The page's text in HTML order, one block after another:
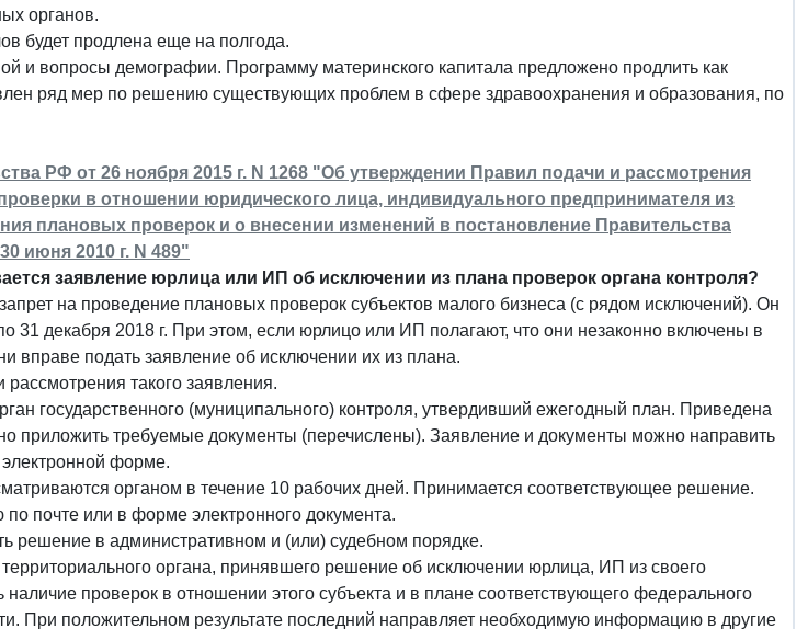
органов.
будет продлена еще на полгода.
и вопросы демографии. Программу материнского капитала предложено продлить как
ряд мер по решению существующих проблем в сфере здравоохранения и образования, по
РФ от 26 ноября 2015 г. N 1268 "Об утверждении Правил подачи и рассмотрения
в отношении юридического лица, индивидуального предпринимателя из
плановых проверок и о внесении изменений в постановление Правительства
июня 2010 г. N 489"
заявление юрлица или ИП об исключении из плана проверок органа контроля?
на проведение плановых проверок субъектов малого бизнеса (с рядом исключений). Он
31 декабря 2018 г. При этом, если юрлицо или ИП полагают, что они незаконно включены в
вправе подать заявление об исключении их из плана.
такого заявления.
государственного (муниципального) контроля, утвердивший ежегодный план. Приведена
приложить требуемые документы (перечислены). Заявление и документы можно направить
форме.
органом в течение 10 рабочих дней. Принимается соответствующее решение.
почте или в форме электронного документа.
решение в административном и (или) судебном порядке.
органа, принявшего решение об исключении юрлица, ИП из своего
наличие проверок в отношении этого субъекта и в плане соответствующего федерального
При положительном результате последний направляет необходимую информацию в другие